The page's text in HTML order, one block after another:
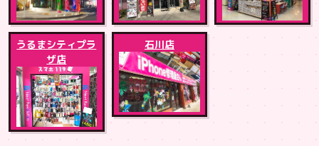
うるまシティプラ
ザ店
石川店